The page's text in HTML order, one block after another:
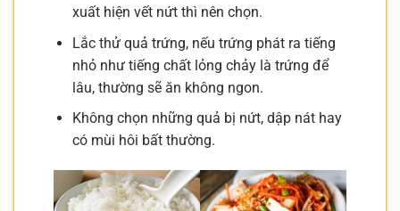
xuất hiện vết nứt thì nên chọn.
Lắc thử quả trứng, nếu trứng phát ra tiếng
nhỏ như tiếng chất lỏng chảy là trứng để
lâu, thường sẽ ăn không ngon.
Không chọn những quả bị nứt, dập nát hay
có mùi hôi bất thường.